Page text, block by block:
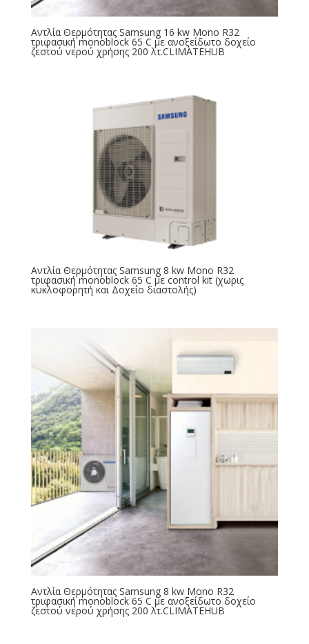
Αντλία Θερμότητας Samsung 16 kw Mono R32
τριφασική monoblock 65 C με ανοξείδωτο δοχείο
ζεστού νερού χρήσης 200 λτ.CLIMATEHUB
Αντλία Θερμότητας Samsung 8 kw Mono R32
τριφασική monoblock 65 C με control kit (χωρις
κυκλοφορητή και Δοχείο διαστολής)
Αντλία Θερμότητας Samsung 8 kw Mono R32
τριφασική monoblock 65 C με ανοξείδωτο δοχείο
ζεστού νερού χρήσης 200 λτ.CLIMATEHUB